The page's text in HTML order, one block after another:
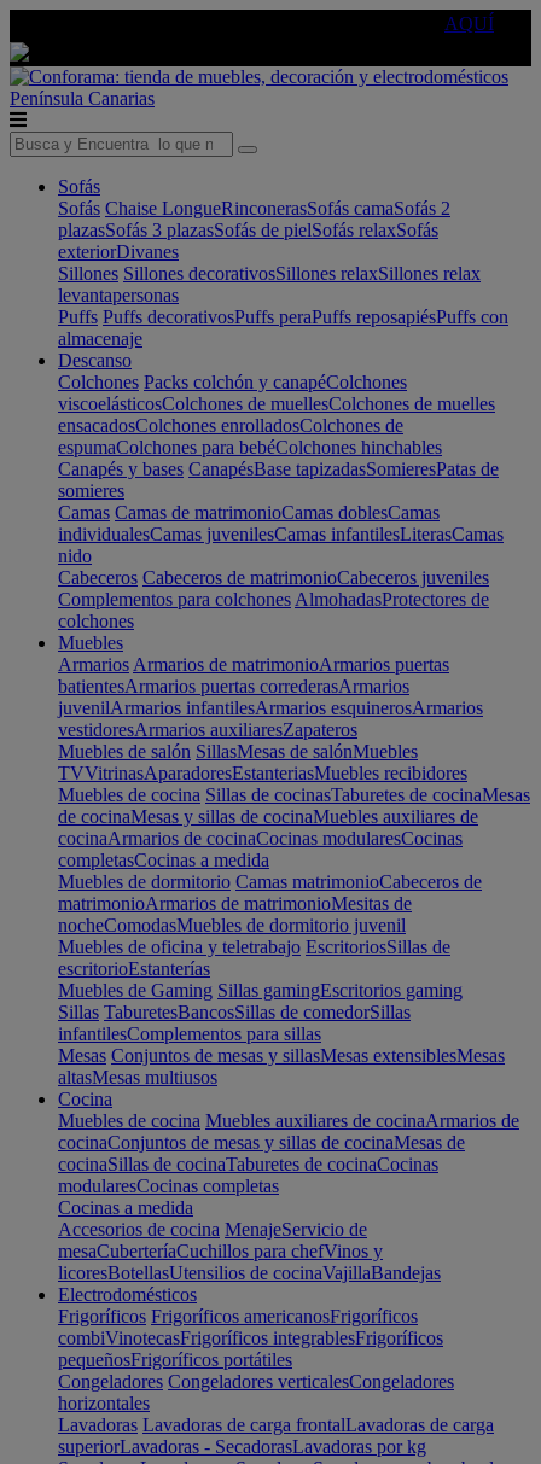
AQUÍ
Península Canarias
Sofás
Sofás Chaise LongueRinconerasSofás camaSofás 2
plazasSofás 3 plazasSofás de pielSofás relaxSofás
exteriorDivanes
Sillones Sillones decorativosSillones relaxSillones relax
levantapersonas
Puffs Puffs decorativosPuffs peraPuffs reposapiésPuffs con
almacenaje
Descanso
Colchones Packs colchón y canapéColchones
viscoelásticosColchones de muellesColchones de muelles
ensacadosColchones enrolladosColchones de
espumaColchones para bebéColchones hinchables
Canapés y bases CanapésBase tapizadasSomieresPatas de
somieres
Camas Camas de matrimonioCamas doblesCamas
individualesCamas juvenilesCamas infantilesLiterasCamas
nido
Cabeceros Cabeceros de matrimonioCabeceros juveniles
Complementos para colchones AlmohadasProtectores de
colchones
Muebles
Armarios Armarios de matrimonioArmarios puertas
batientesArmarios puertas correderasArmarios
juvenilArmarios infantilesArmarios esquinerosArmarios
vestidoresArmarios auxiliaresZapateros
Muebles de salón SillasMesas de salónMuebles
TVVitrinasAparadoresEstanteriasMuebles recibidores
Muebles de cocina Sillas de cocinasTaburetes de cocinaMesas
de cocinaMesas y sillas de cocinaMuebles auxiliares de
cocinaArmarios de cocinaCocinas modularesCocinas
completasCocinas a medida
Muebles de dormitorio Camas matrimonioCabeceros de
matrimonioArmarios de matrimonioMesitas de
nocheComodasMuebles de dormitorio juvenil
Muebles de oficina y teletrabajo EscritoriosSillas de
escritorioEstanterías
Muebles de Gaming Sillas gamingEscritorios gaming
Sillas TaburetesBancosSillas de comedorSillas
infantilesComplementos para sillas
Mesas Conjuntos de mesas y sillasMesas extensiblesMesas
altasMesas multiusos
Cocina
Muebles de cocina Muebles auxiliares de cocinaArmarios de
cocinaConjuntos de mesas y sillas de cocinaMesas de
cocinaSillas de cocinaTaburetes de cocinaCocinas
modularesCocinas completas
Cocinas a medida
Accesorios de cocina MenajeServicio de
mesaCuberteríaCuchillos para chefVinos y
licoresBotellasUtensilios de cocinaVajillaBandejas
Electrodomésticos
Frigoríficos Frigoríficos americanosFrigoríficos
combiVinotecasFrigoríficos integrablesFrigoríficos
pequeñosFrigoríficos portátiles
Congeladores Congeladores verticalesCongeladores
horizontales
Lavadoras Lavadoras de carga frontalLavadoras de carga
superiorLavadoras - SecadorasLavadoras por kg